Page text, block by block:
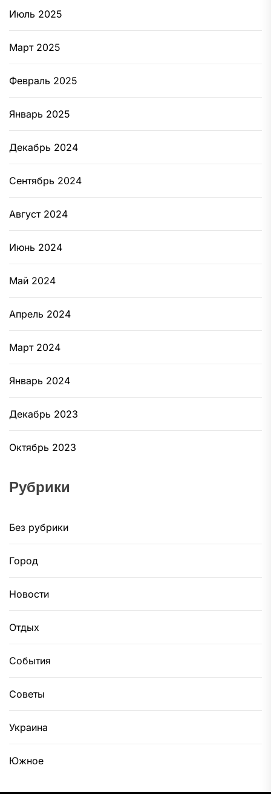
Июль 2025
Март 2025
Февраль 2025
Январь 2025
Декабрь 2024
Сентябрь 2024
Август 2024
Июнь 2024
Май 2024
Апрель 2024
Март 2024
Январь 2024
Декабрь 2023
Октябрь 2023
Рубрики
Без рубрики
Город
Новости
Отдых
События
Советы
Украина
Южное